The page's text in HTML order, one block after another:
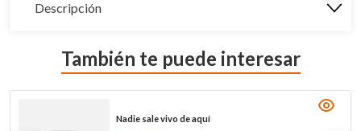
Descripción
También te puede interesar
Nadie sale vivo de aquí